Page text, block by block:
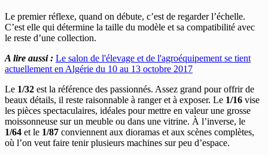
Le premier réflexe, quand on débute, c’est de regarder l’échelle.
C’est elle qui détermine la taille du modèle et sa compatibilité avec
le reste d’une collection.
A lire aussi : Le salon de l'élevage et de l'agroéquipement se tient
actuellement en Algérie du 10 au 13 octobre 2017
Le 1/32 est la référence des passionnés. Assez grand pour offrir de
beaux détails, il reste raisonnable à ranger et à exposer. Le 1/16 vise
les pièces spectaculaires, idéales pour mettre en valeur une grosse
moissonneuse sur un meuble ou dans une vitrine. À l’inverse, le
1/64 et le 1/87 conviennent aux dioramas et aux scènes complètes,
où l’on veut faire tenir plusieurs machines sur peu d’espace.